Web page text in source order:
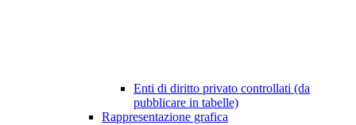
Enti di diritto privato controllati (da
pubblicare in tabelle)
Rappresentazione grafica